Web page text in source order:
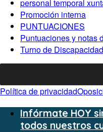
personal temporal
Promoción interna
PUNTUACIONES
Puntuaciones y notas
Turno de Discapacidad
Política de privacidad
Infórmate HOY
todos nuestros